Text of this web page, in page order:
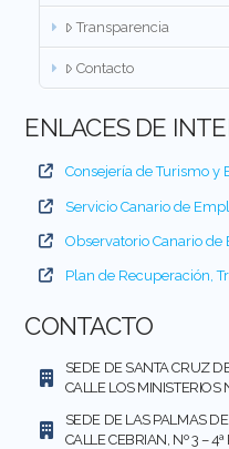
Transparencia
Contacto
ENLACES DE
Consejería de Turismo y
Servicio Canario de
Observatorio Canario de
Plan de Recuperación,
CONTACTO
SEDE DE SANTA CRUZ
CALLE LOS
SEDE DE LAS PALMAS
CALLE CEBRIAN, Nº 3 –